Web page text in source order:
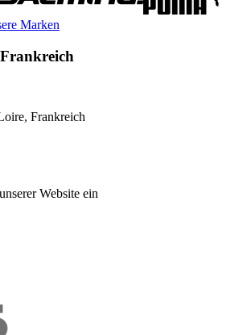
Marken
Frankreich
Website ein